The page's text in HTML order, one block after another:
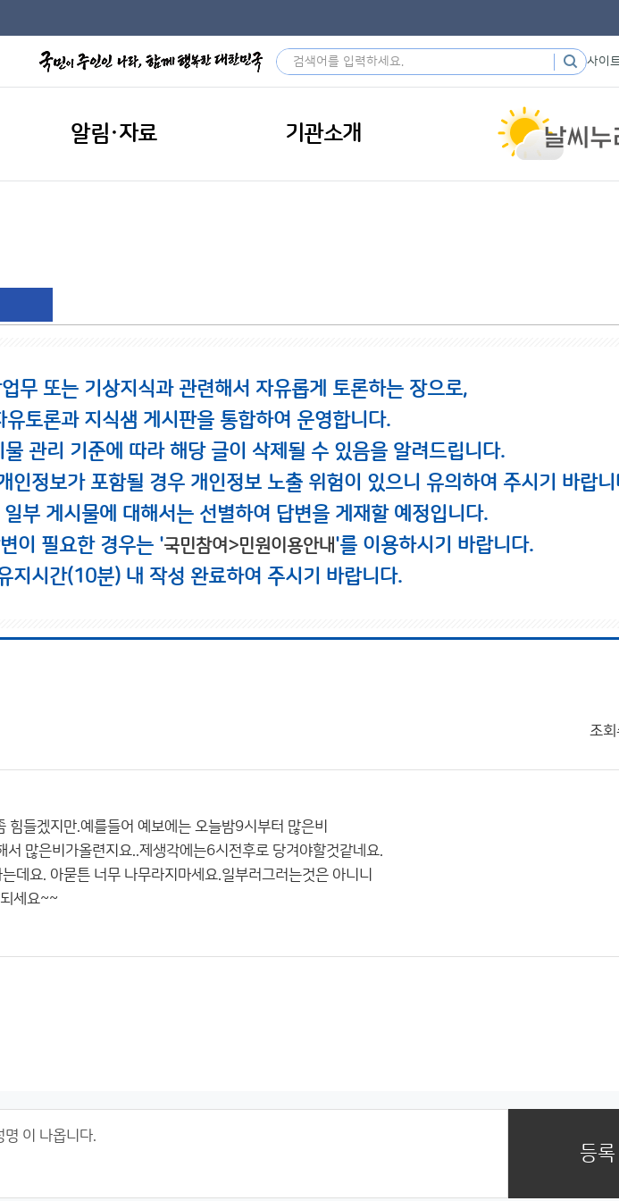
사이
알림·자료 기관소개
무 또는 기상지식과 관련해서 자유롭게 토론하는 장으로,
유토론과 지식샘 게시판을 통합하여 운영합니다.
관리 기준에 따라 해당 글이 삭제될 수 있음을 알려드립니다.
인정보가 포함될 경우 개인정보 노출 위험이 있으니 유의하여 주시기 바랍니
부 게시물에 대해서는 선별하여 답변을 게재할 예정입니다.
이 필요한 경우는 '국민참여>민원이용안내'를 이용하시기 바랍니다.
지시간(10분) 내 작성 완료하여 주시기 바랍니다.
조회
들겠지만.예를들어 예보에는 오늘밤9시부터 많은비
많은비가올련지요..제생각에는6시전후로 당겨야할것같네요.
데요. 아묻튼 너무 나무라지마세요.일부러그러는것은 아니니
세요~~
등록